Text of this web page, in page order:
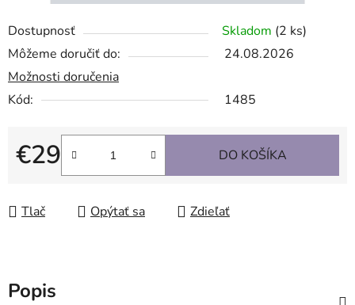
Dostupnosť Skladom (2 ks)
Môžeme doručiť do:
24.08.2026
Možnosti doručenia
Kód:
1485
€29
Jednotková cena:
DO KOŠÍKA
Tlač Opýtať sa Zdieľať
Popis